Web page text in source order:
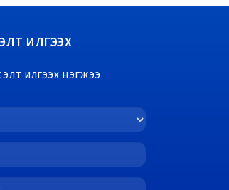
ИЛГЭЭХ
ИЛГЭЭХ НЭГЖЭЭ